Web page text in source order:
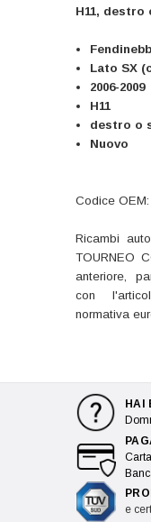
H11, destro
Lato SX
2006-2009
H11
destro o
Nuovo
Codice OEM:
Ricambi
TOURNEO
anteriore,
con
normativa
HAI
e